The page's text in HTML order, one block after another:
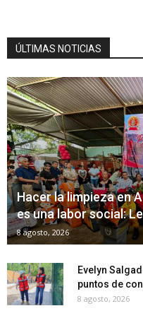
ÚLTIMAS NOTICIAS
Hacer la limpieza en
es una labor social:
8 agosto, 2026
Evelyn
puntos de
8 agosto, 2026